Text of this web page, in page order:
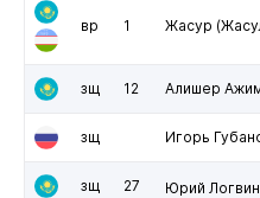
вр 1 Жасур
зщ 12 Алишер
зщ Игорь
зщ 27 Юрий